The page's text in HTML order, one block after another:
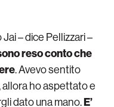
– dice Pellizzari –
reso conto che
. Avevo sentito
ho aspettato e
dato una mano.E’